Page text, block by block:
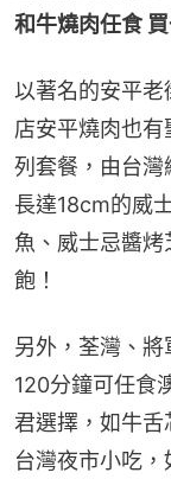
和牛燒肉任食 買
以著名的安平
店安平燒肉也
列套餐，由台灣
長達18cm的威
魚、威士忌醬烤
飽！
另外，荃灣、
120分鐘可任食
君選擇，如牛
台灣夜市小吃